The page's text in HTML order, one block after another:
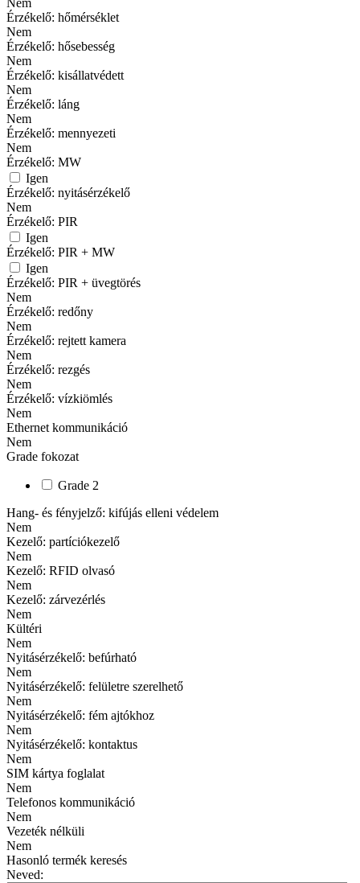
Nem
Érzékelő: hőmérséklet
Nem
Érzékelő: hősebesség
Nem
Érzékelő: kisállatvédett
Nem
Érzékelő: láng
Nem
Érzékelő: mennyezeti
Nem
Érzékelő: MW
Igen
Érzékelő: nyitásérzékelő
Nem
Érzékelő: PIR
Igen
Érzékelő: PIR + MW
Igen
Érzékelő: PIR + üvegtörés
Nem
Érzékelő: redőny
Nem
Érzékelő: rejtett kamera
Nem
Érzékelő: rezgés
Nem
Érzékelő: vízkiömlés
Nem
Ethernet kommunikáció
Nem
Grade fokozat
Grade 2
Hang- és fényjelző: kifújás elleni védelem
Nem
Kezelő: partíciókezelő
Nem
Kezelő: RFID olvasó
Nem
Kezelő: zárvezérlés
Nem
Kültéri
Nem
Nyitásérzékelő: befúrható
Nem
Nyitásérzékelő: felületre szerelhető
Nem
Nyitásérzékelő: fém ajtókhoz
Nem
Nyitásérzékelő: kontaktus
Nem
SIM kártya foglalat
Nem
Telefonos kommunikáció
Nem
Vezeték nélküli
Nem
Hasonló termék keresés
Neved: